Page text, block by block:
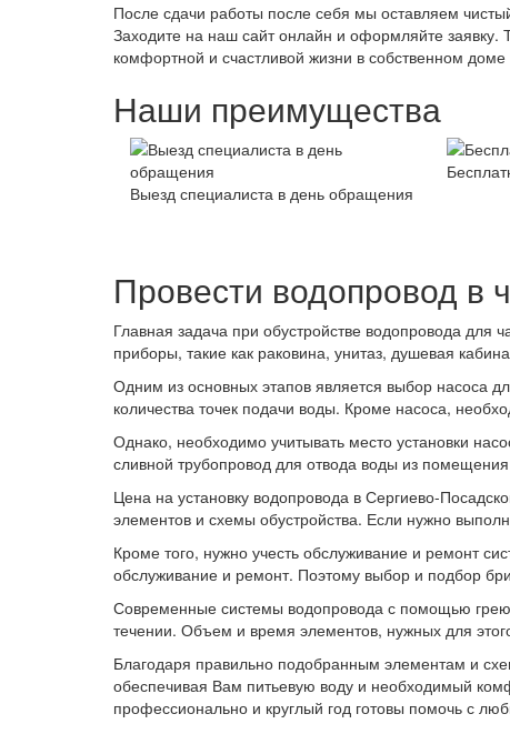
После сдачи работы после себя мы оставляем
Заходите на наш сайт онлайн и оформляйте
комфортной и счастливой жизни в собственном
Наши преимущества
Выезд специалиста в день обращения
Провести водопровод в
Главная задача при обустройстве водопровода для
приборы, такие как раковина, унитаз, душевая
Одним из основных этапов является выбор насоса
количества точек подачи воды. Кроме насоса,
Однако, необходимо учитывать место установки
сливной трубопровод для отвода воды из
Цена на установку водопровода в Сергиево-
элементов и схемы обустройства. Если нужно
Кроме того, нужно учесть обслуживание и ремонт
обслуживание и ремонт. Поэтому выбор и подбор
Современные системы водопровода с помощью
течении. Объем и время элементов, нужных для
Благодаря правильно подобранным элементам и
обеспечивая Вам питьевую воду и необходимый
профессионально и круглый год готовы помочь с